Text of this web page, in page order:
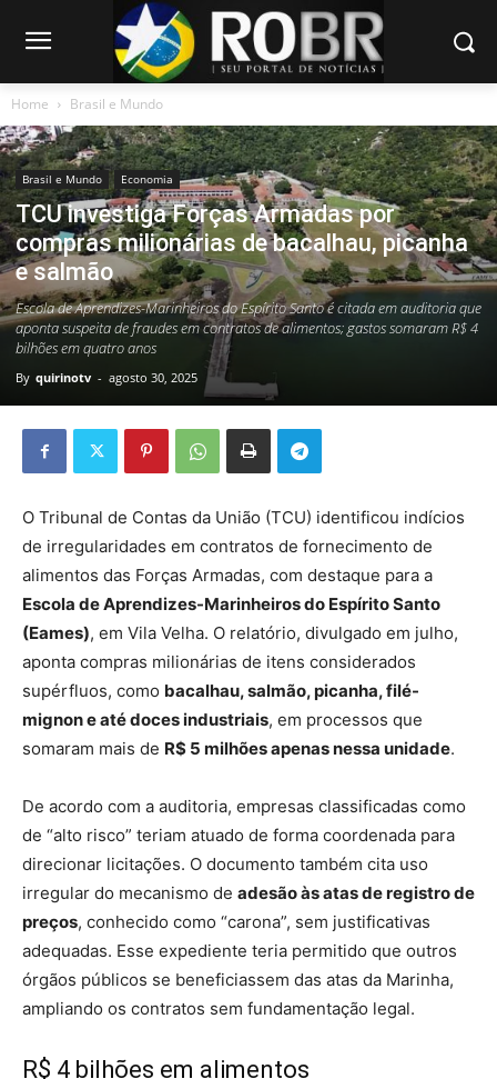
Home Brasil e Mundo
Brasil e Mundo Economia
TCU investiga Forças Armadas por
compras milionárias de bacalhau, picanha
e salmão
Escola de Aprendizes-Marinheiros do Espírito Santo é citada em auditoria que
aponta suspeita de fraudes em contratos de alimentos; gastos somaram R$ 4
bilhões em quatro anos
By quirinotv - agosto 30, 2025
O Tribunal de Contas da União (TCU) identificou indícios
de irregularidades em contratos de fornecimento de
alimentos das Forças Armadas, com destaque para a
Escola de Aprendizes-Marinheiros do Espírito Santo
(Eames), em Vila Velha. O relatório, divulgado em julho,
aponta compras milionárias de itens considerados
supérfluos, como bacalhau, salmão, picanha, filé-
mignon e até doces industriais, em processos que
somaram mais de R$ 5 milhões apenas nessa unidade.
De acordo com a auditoria, empresas classificadas como
de “alto risco” teriam atuado de forma coordenada para
direcionar licitações. O documento também cita uso
irregular do mecanismo de adesão às atas de registro de
preços, conhecido como “carona”, sem justificativas
adequadas. Esse expediente teria permitido que outros
órgãos públicos se beneficiassem das atas da Marinha,
ampliando os contratos sem fundamentação legal.
R$ 4 bilhões em alimentos